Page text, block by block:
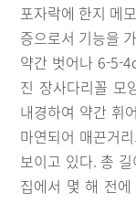
포자락에 한지 메
증으로서 기능을
약간 벗어나 6-5-
진 장사다리꼴 모
내경하여 약간 휘
마연되어 매끈거
보이고 있다. 총
집에서 몇 해 전